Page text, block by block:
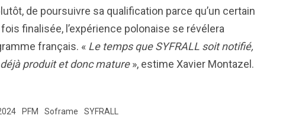
de poursuivre sa qualification parce qu’un certain
finalisée, l’expérience polonaise se révélera
français. « Le temps que SYFRALL soit notifié,
produit et donc mature», estime Xavier Montazel.
PFM Soframe SYFRALL